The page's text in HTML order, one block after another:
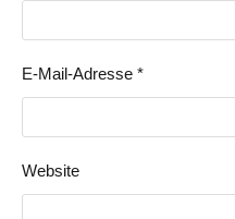
E-Mail-Adresse *
Website